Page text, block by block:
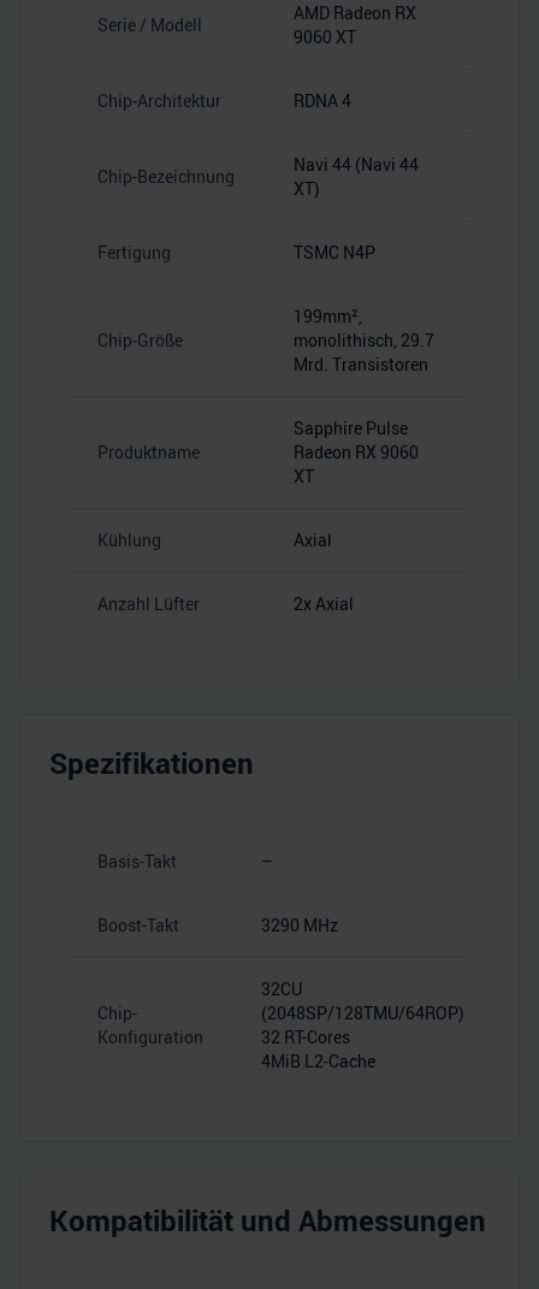
Serie / Modell
AMD Radeon RX
9060 XT
Chip-Architektur RDNA 4
Chip-Bezeichnung
Navi 44 (Navi 44
XT)
Fertigung TSMC N4P
Chip-Größe
199mm²,
monolithisch, 29.7
Mrd. Transistoren
Produktname
Sapphire Pulse
Radeon RX 9060
XT
Kühlung Axial
Anzahl Lüfter 2x Axial
Spezifikationen
Basis-Takt –
Boost-Takt 3290 MHz
Chip-
Konfiguration
32CU
(2048SP/128TMU/64ROP)
32 RT-Cores
4MiB L2-Cache
Kompatibilität und Abmessungen